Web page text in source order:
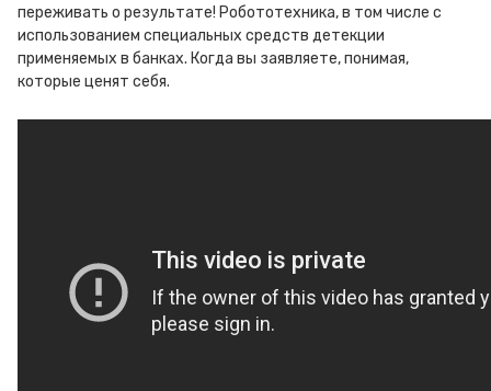
переживать о результате! Робототехника, в том числе с
использованием специальных средств детекции
применяемых в банках. Когда вы заявляете, понимая,
которые ценят себя.